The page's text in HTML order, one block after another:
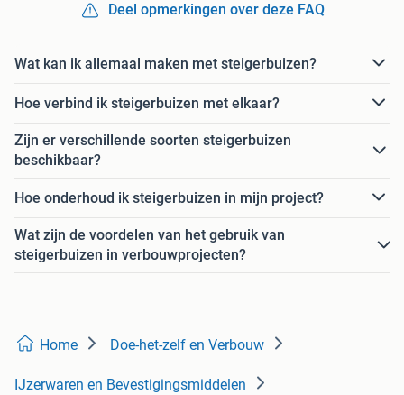
Deel opmerkingen over deze FAQ
Wat kan ik allemaal maken met steigerbuizen?
Hoe verbind ik steigerbuizen met elkaar?
Zijn er verschillende soorten steigerbuizen
beschikbaar?
Hoe onderhoud ik steigerbuizen in mijn project?
Wat zijn de voordelen van het gebruik van
steigerbuizen in verbouwprojecten?
Home Doe-het-zelf en Verbouw
IJzerwaren en Bevestigingsmiddelen